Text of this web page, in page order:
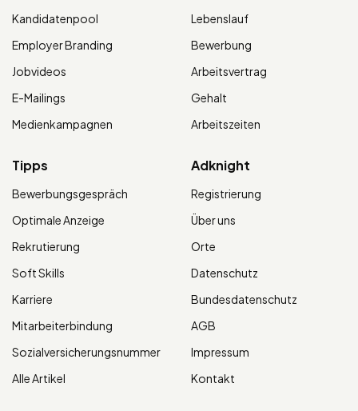
Kandidatenpool
Employer Branding
Jobvideos
E-Mailings
Medienkampagnen
Lebenslauf
Bewerbung
Arbeitsvertrag
Gehalt
Arbeitszeiten
Tipps
Bewerbungsgespräch
Optimale Anzeige
Rekrutierung
Soft Skills
Karriere
Mitarbeiterbindung
Sozialversicherungsnummer
Alle Artikel
Adknight
Registrierung
Über uns
Orte
Datenschutz
Bundesdatenschutz
AGB
Impressum
Kontakt